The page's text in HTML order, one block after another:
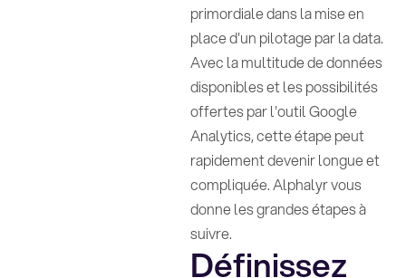
primordiale dans la mise en
place d'un pilotage par la data.
Avec la multitude de données
disponibles et les possibilités
offertes par l'outil Google
Analytics, cette étape peut
rapidement devenir longue et
compliquée. Alphalyr vous
donne les grandes étapes à
suivre.
Définissez